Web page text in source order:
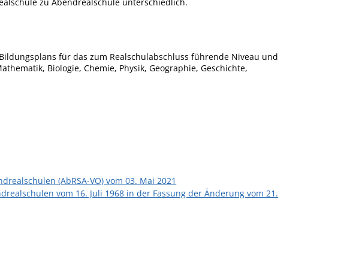
für das zum Realschulabschluss führende Niveau und
Biologie, Chemie, Physik, Geographie, Geschichte,
(AbRSA-VO) vom 03. Mai 2021
vom 16. Juli 1968 in der Fassung der Änderung vom 21.